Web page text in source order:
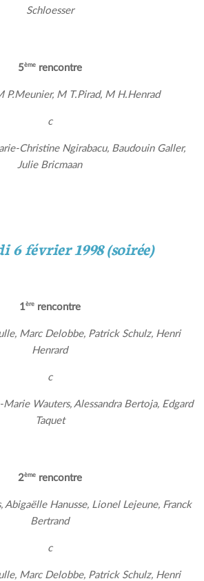
Schloesser
5èmerencontre
P.Meunier, M T.Pirad, M H.Henrad
c
Christine Ngirabacu, Baudouin Galler,
Julie Bricmaan
6 février 1998 (soirée)
1èrerencontre
Marc Delobbe, Patrick Schulz, Henri
Henrard
c
Wauters, Alessandra Bertoja, Edgard
Taquet
2èmerencontre
Abigaëlle Hanusse, Lionel Lejeune, Franck
Bertrand
c
Marc Delobbe, Patrick Schulz, Henri